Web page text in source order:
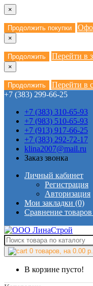
×
Продолжить покупки
×
Продолжить Перейти в
×
Продолжить
Перейти в
+7 (383) 299-66-25
+7 (383) 310-65-93
+7 (983) 510-65-93
+7 (913) 917-66-25
+7 (383) 292-72-17
klina2007@mail.ru
Заказ звонка
Личный кабинет
Регистрация
Авторизация
Мои закладки (0)
Сравнение
0 товаров, на 0.00 р.
В корзине пусто!